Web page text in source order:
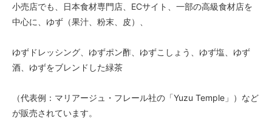
小売店でも、日本食材専門店、ECサイト、一部の高級食材店を
中心に、ゆず（果汁、粉末、皮）、
ゆずドレッシング、ゆずポン酢、ゆずこしょう、ゆず塩、ゆず
酒、ゆずをブレンドした緑茶
（代表例：マリアージュ・フレール社の「Yuzu Temple」）など
が販売されています。